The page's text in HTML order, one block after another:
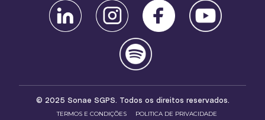
© 2025 Sonae SGPS. Todos os direitos reservados.
TERMOS E CONDIÇÕES
POLITICA DE PRIVACIDADE